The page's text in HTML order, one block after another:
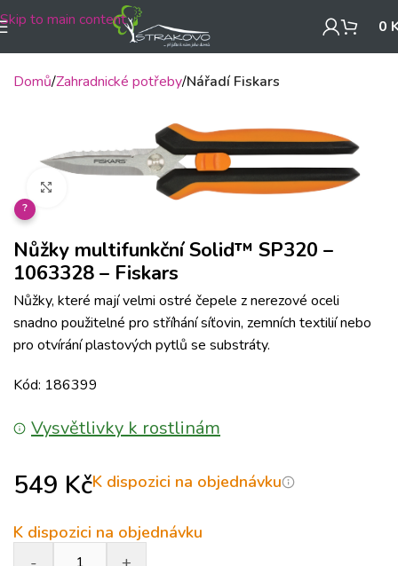
Skip to main content 0
Domů Zahradnické potřeby Nářadí Fiskars
Klikněte pro zvětšení
?
Nůžky multifunkční Solid™ SP320 –
1063328 – Fiskars
Nůžky, které mají velmi ostré čepele z nerezové oceli
snadno použitelné pro stříhání síťovin, zemních textilií nebo
pro otvírání plastových pytlů se substráty.
Kód: 186399
Vysvětlivky k rostlinám
549 KčK dispozici na objednávku
K dispozici na objednávku